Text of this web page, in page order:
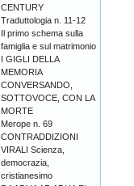
CENTURY
Traduttologia n. 11-12
Il primo schema sulla
famiglia e sul matrimonio
I GIGLI DELLA
MEMORIA
CONVERSANDO,
SOTTOVOCE, CON LA
MORTE
Merope n. 69
CONTRADDIZIONI
VIRALI Scienza,
democrazia,
cristianesimo